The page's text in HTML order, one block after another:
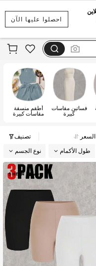
احصلوا عليها الآن
فساتين مقاسات
كبيرة
أطقم منسقة
مقاسات كبيرة
السعر تصنيف
طول الأكمام نوع الجسم